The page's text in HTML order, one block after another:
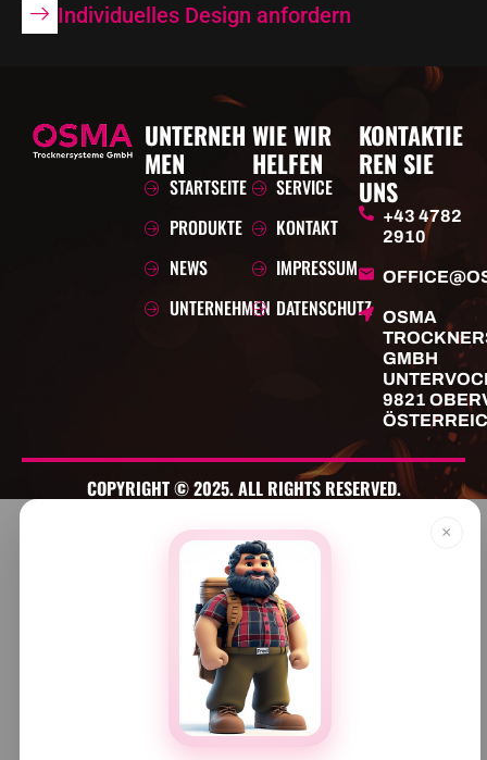
Individuelles Design anfordern
UNTERNEH
MEN
STARTSEITE
PRODUKTE
NEWS
UNTERNEHMEN
WIE WIR
HELFEN
SERVICE
KONTAKT
IMPRESSUM
DATENSCHUTZ
KONTAKTIE
REN SIE
UNS
+43 4782
2910
OSMA
GMBH
9821
COPYRIGHT © 2025. ALL RIGHTS RESERVED.
×